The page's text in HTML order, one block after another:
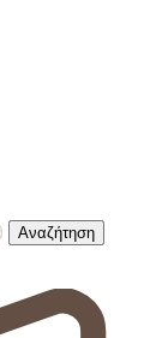
Αναζήτηση
Αναζήτηση